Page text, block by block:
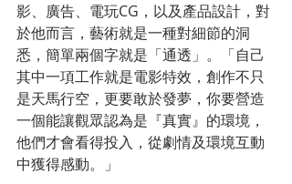
影、廣告、電玩CG，以及產品設計，對
於他而言，藝術就是一種對細節的洞
悉，簡單兩個字就是「通透」。「自己
其中一項工作就是電影特效，創作不只
是天馬行空，更要敢於發夢，你要營造
一個能讓觀眾認為是『真實』的環境，
他們才會看得投入，從劇情及環境互動
中獲得感動。」